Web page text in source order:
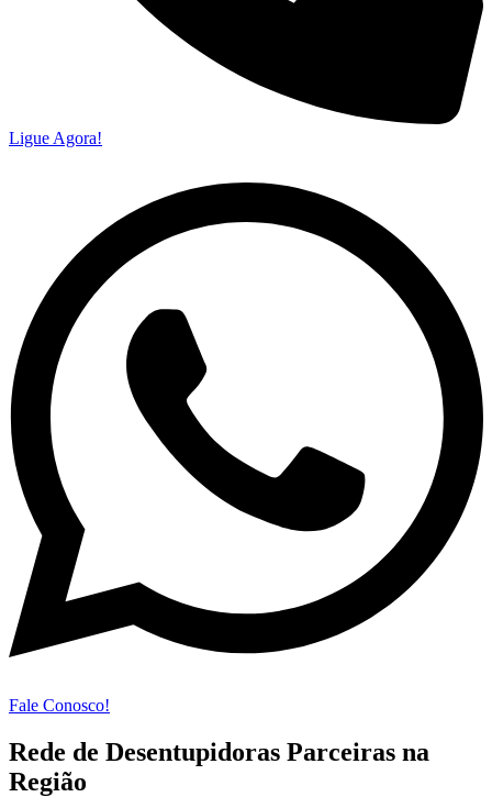
Ligue Agora!
Fale Conosco!
Rede de Desentupidoras Parceiras na
Região